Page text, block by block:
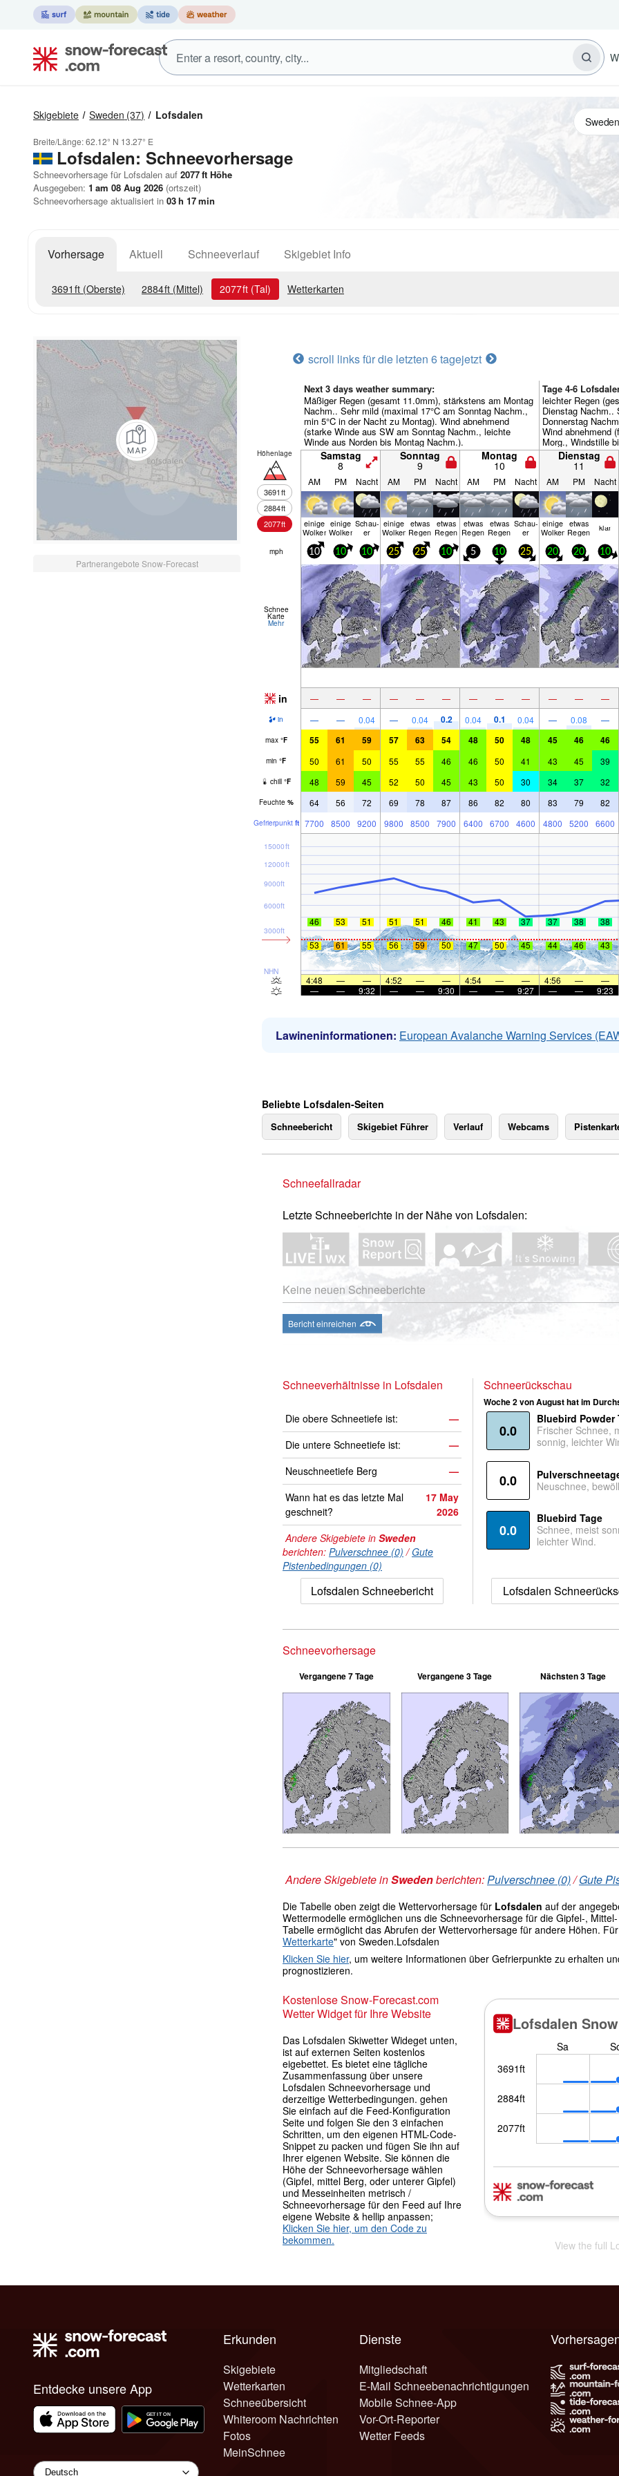
Skigebiete Sweden (37) Lofsdalen
Breite/Länge:62.12° N 13.27° E
Lofsdalen: Schneevorhersage
Schneevorhersage für Lofsdalen auf 2077ft Höhe
Ausgegeben: 1 am 08 Aug 2026 (ortszeit)
Schneevorhersage aktualisiert in 03h 17min
Vorhersage Aktuell Schneeverlauf Skigebiet Info
3691 ft (Oberste) 2884ft (Mittel) 2077ft (Tal) Wetterkarten
Partnerangebote Snow-Forecast
scroll links für die letzten 6 tagejetzt
Next 3 days weather summary:
Mäßiger Regen (gesamt 11.0mm), stärkstens am Montag
Nachm.. Sehr mild (maximal 17°C am Sonntag Nachm.,
min 5°C in der Nacht zu Montag). Wind abnehmend
(starke Winde aus SW am Sonntag Nachm., leichte
Winde aus Norden bis Montag Nachm.).
Tage 4-6
leichter Regen
Dienstag Nachm..
Donnerstag
Wind abnehmend
Morg., Windstille
Höhenlage
3691ft
2884ft
2077ft
Samstag
8
Sonntag
9
Montag
10
Dienstag
11
AM PM Nacht AM PM Nacht AM PM Nacht AM PM Nacht
einige
Wolken
einige
Wolken
Schau­
er
einige
Wolken
etwas
Regen
etwas
Regen
etwas
Regen
etwas
Regen
Schau­
er
einige
Wolken
etwas
Regen klar
mph 10 10 10 25 25 10 5 10 25 20 20 10
Schnee
Karte
Mehr
in — — — — — — — — — — — —
in — — 0.04 — 0.04 0.2 0.04 0.1 0.04 — 0.08 —
max °F 55 61 59 57 63 54 48 50 48 45 46 46
min °F 50 61 50 55 55 46 46 50 41 43 45 39
chill °F 48 59 45 52 50 45 43 50 30 34 37 32
Feuchte % 64 56 72 69 78 87 86 82 80 83 79 82
Gefrier­punkt ft 7700 8500 9200 9800 8500 7900 6400 6700 4600 4800 5200 6600
NHN
3000ft
6000ft
9000ft
12000ft
15000ft
46 53 51 51 51 46 41 43 37 37 38 38
53 61 55 56 59 50 47 50 45 44 46 43
4:48 — — 4:52 — — 4:54 — — 4:56 — —
—
— 9:32 — — 9:30 — — 9:27 — — 9:23
Lawineninformationen: European Avalanche Warning Services
Beliebte Lofsdalen-Seiten
Schneebericht Skigebiet Führer Verlauf Webcams
Schneefallradar
Letzte Schneeberichte in der Nähe von Lofsdalen:
Keine neuen Schneeberichte
Bericht einreichen
Schneeverhältnisse in Lofsdalen
Die obere Schneetiefe ist:
—
Die untere Schneetiefe ist:
—
Neuschneetiefe Berg
—
Wann hat es das letzte Mal
geschneit?
17 May
2026
Andere Skigebiete in Sweden
berichten: Pulverschnee (0) /Gute
Pistenbedingungen (0)
Lofsdalen Schneebericht
Schneerückschau
Woche 2 von August hat im
0.0
Bluebird Powder
Frischer Schnee,
sonnig, leichter
0.0
Neuschnee,
0.0
Bluebird Tage
Schnee, meist
leichter Wind.
Lofsdalen
Schneevorhersage
Vergangene 7 Tage Vergangene 3 Tage Nächsten 3 Tage
Andere Skigebiete inSwedenberichten:Pulverschnee (0)/Gute
Die Tabelle oben zeigt die Wettervorhersage für Lofsdalen auf der
Wettermodelle ermöglichen uns die Schneevorhersage für die Gipfel-,
Tabelle ermöglicht das Abrufen der Wettervorhersage für andere Höhen.
Wetterkarte" von Sweden.Lofsdalen
Klicken Sie hier, um weitere Informationen über Gefrierpunkte zu erhalten
prognostizieren.
Kostenlose Snow-Forecast.com
Wetter Widget für Ihre Website
Das Lofsdalen Skiwetter Wideget unten,
ist auf externen Seiten kostenlos
eigebettet. Es bietet eine tägliche
Zusammenfassung über unsere
Lofsdalen Schneevorhersage und
derzeitige Wetterbedingungen. gehen
Sie einfach auf die Feed-Konfiguration
Seite und folgen Sie den 3 einfachen
Schritten, um den eigenen HTML-Code-
Snippet zu packen und fügen Sie ihn auf
Ihrer eigenen Website. Sie können die
Höhe der Schneevorhersage wählen
(Gipfel, mittel Berg, oder unterer Gipfel)
und Messeinheiten metrisch /
Schneevorhersage für den Feed auf Ihre
eigene Website & hellip anpassen;
Klicken Sie hier, um den Code zu
bekommen.
View the full
Entdecke unsere App
Erkunden
Skigebiete
Wetterkarten
Schneeübersicht
Whiteroom Nachrichten
Fotos
MeinSchnee
Dienste
Mitgliedschaft
E-Mail Schneebenachrichtigungen
Mobile Schnee-App
Vor-Ort-Reporter
Wetter Feeds